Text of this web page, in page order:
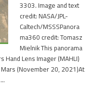
3303. Image and text
credit: NASA/JPL-
Caltech/MSSSPanora
ma360 credit: Tomasz
Mielnik This panorama
Lens Imager (MAHLI)
(November 20, 2021)At